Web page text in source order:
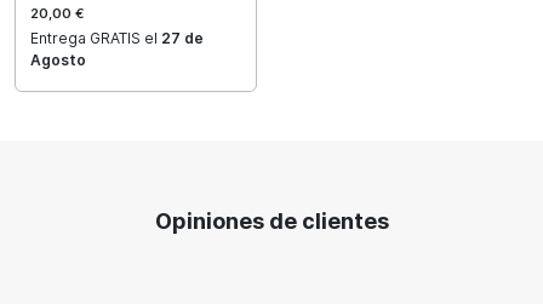
20,00 €
Entrega GRATIS el 27 de
Agosto
Opiniones de clientes